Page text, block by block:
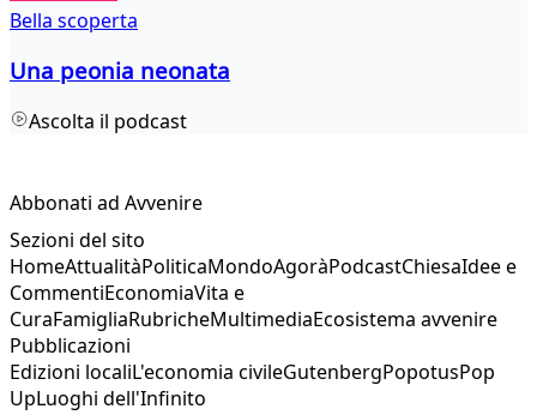
Bella scoperta
Una peonia neonata
Ascolta il podcast
Abbonati ad Avvenire
Sezioni del sito
HomeAttualitàPoliticaMondoAgoràPodcastChiesaIdee e
CommentiEconomiaVita e
CuraFamigliaRubricheMultimediaEcosistema avvenire
Pubblicazioni
Edizioni localiL'economia civileGutenbergPopotusPop
UpLuoghi dell'Infinito